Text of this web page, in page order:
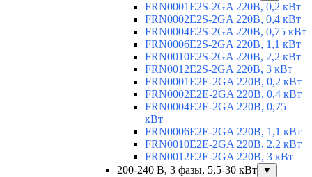
FRN0001E2S-2GA 220В, 0,2 кВт
FRN0002E2S-2GA 220В, 0,4 кВт
FRN0004E2S-2GA 220В, 0,75 кВт
FRN0006E2S-2GA 220В, 1,1 кВт
FRN0010E2S-2GA 220В, 2,2 кВт
FRN0012E2S-2GA 220В, 3 кВт
FRN0001E2E-2GA 220В, 0,2 кВт
FRN0002E2E-2GA 220В, 0,4 кВт
FRN0004E2E-2GA 220В, 0,75
кВт
FRN0006E2E-2GA 220В, 1,1 кВт
FRN0010E2E-2GA 220В, 2,2 кВт
FRN0012E2E-2GA 220В, 3 кВт
200-240 В, 3 фазы, 5,5-30 кВт
▼